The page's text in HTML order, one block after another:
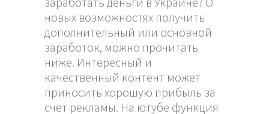
новых возможностях получить
дополнительный или основной
заработок, можно прочитать
ниже. Интересный и
качественный контент может
приносить хорошую прибыль за
счет рекламы. На ютубе функция